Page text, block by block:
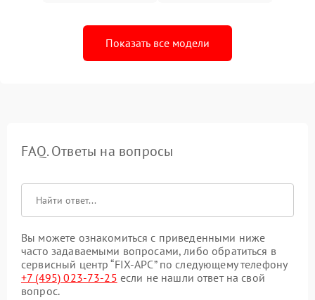
Показать все модели
FAQ. Ответы на вопросы
Вы можете ознакомиться с приведенными ниже
часто задаваемыми вопросами, либо обратиться в
сервисный центр “FIX-APC” по следующему телефону
+7 (495) 023-73-25 если не нашли ответ на свой
вопрос.